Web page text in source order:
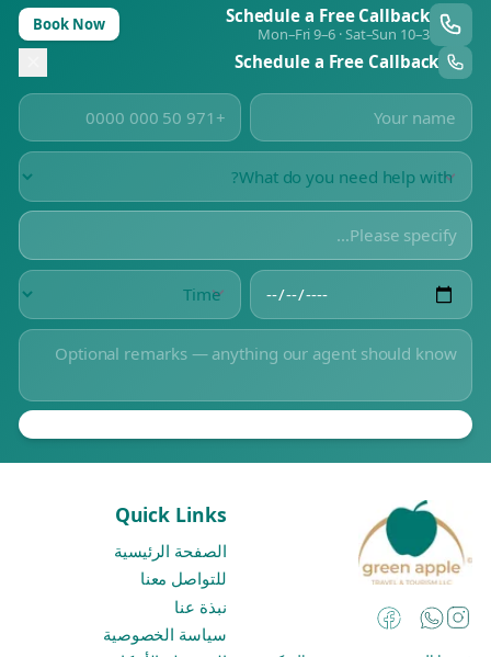
Schedule a Free Callback
Mon–Fri 9–6 · Sat–Sun 10–3
Book Now
Schedule a Free Callback
Instagram
WhatsApp
Facebook
Quick Links
الصفحة الرئيسية
للتواصل معنا
نبذة عنا
سياسة الخصوصية